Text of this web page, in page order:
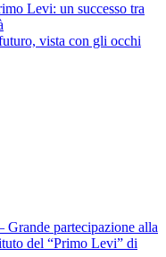
Levi: un successo tra
vista con gli occhi
Grande partecipazione alla
del “Primo Levi” di